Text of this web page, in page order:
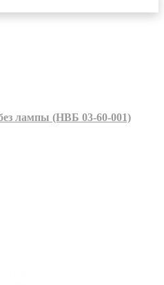
лампы (НВБ 03-60-001)